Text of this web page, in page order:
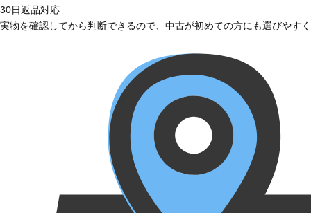
30日返品対応
実物を確認してから判断できるので、中古が初めての方にも選びやす